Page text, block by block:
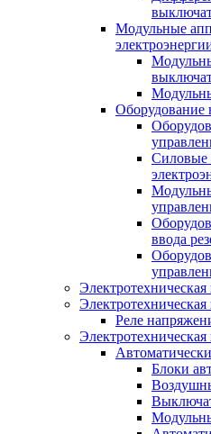
Модульные
Оборудование
Силовые
ввода
Реле
Блоки